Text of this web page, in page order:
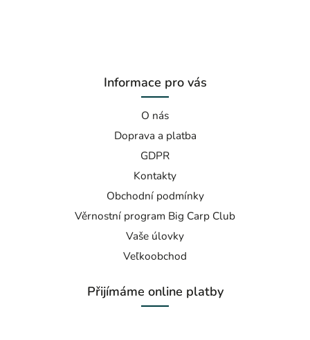
Informace pro vás
O nás
Doprava a platba
GDPR
Kontakty
Obchodní podmínky
Věrnostní program Big Carp Club
Vaše úlovky
Veľkoobchod
Přijímáme online platby